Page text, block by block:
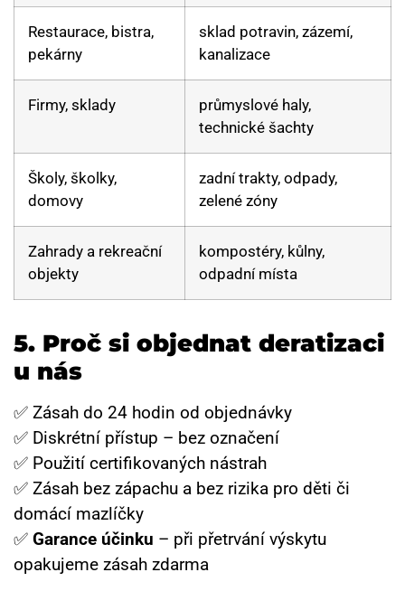
Restaurace, bistra,
pekárny
sklad potravin, zázemí,
kanalizace
Firmy, sklady
průmyslové haly,
technické šachty
Školy, školky,
domovy
zadní trakty, odpady,
zelené zóny
Zahrady a rekreační
objekty
kompostéry, kůlny,
odpadní místa
5. Proč si objednat deratizaci
u nás
✅ Zásah do 24 hodin od objednávky
✅ Diskrétní přístup – bez označení
✅ Použití certifikovaných nástrah
✅ Zásah bez zápachu a bez rizika pro děti či
domácí mazlíčky
✅ Garance účinku – při přetrvání výskytu
opakujeme zásah zdarma